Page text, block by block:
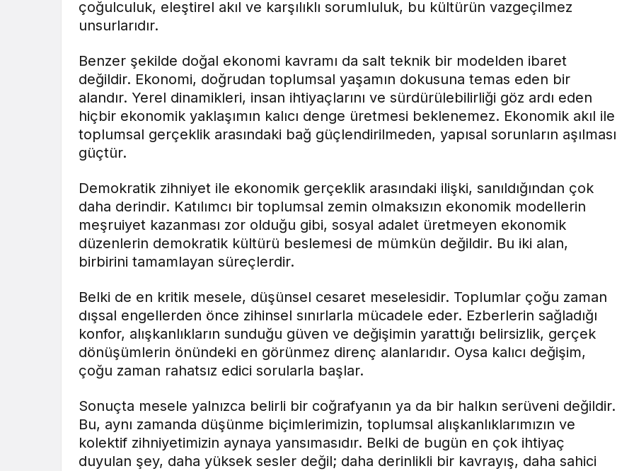
çoğulculuk, eleştirel akıl ve karşılıklı sorumluluk, bu kültürün vazgeçilmez
unsurlarıdır.
Benzer şekilde doğal ekonomi kavramı da salt teknik bir modelden ibaret
değildir. Ekonomi, doğrudan toplumsal yaşamın dokusuna temas eden bir
alandır. Yerel dinamikleri, insan ihtiyaçlarını ve sürdürülebilirliği göz ardı eden
hiçbir ekonomik yaklaşımın kalıcı denge üretmesi beklenemez. Ekonomik akıl ile
toplumsal gerçeklik arasındaki bağ güçlendirilmeden, yapısal sorunların aşılması
güçtür.
Demokratik zihniyet ile ekonomik gerçeklik arasındaki ilişki, sanıldığından çok
daha derindir. Katılımcı bir toplumsal zemin olmaksızın ekonomik modellerin
meşruiyet kazanması zor olduğu gibi, sosyal adalet üretmeyen ekonomik
düzenlerin demokratik kültürü beslemesi de mümkün değildir. Bu iki alan,
birbirini tamamlayan süreçlerdir.
Belki de en kritik mesele, düşünsel cesaret meselesidir. Toplumlar çoğu zaman
dışsal engellerden önce zihinsel sınırlarla mücadele eder. Ezberlerin sağladığı
konfor, alışkanlıkların sunduğu güven ve değişimin yarattığı belirsizlik, gerçek
dönüşümlerin önündeki en görünmez direnç alanlarıdır. Oysa kalıcı değişim,
çoğu zaman rahatsız edici sorularla başlar.
Sonuçta mesele yalnızca belirli bir coğrafyanın ya da bir halkın serüveni değildir.
Bu, aynı zamanda düşünme biçimlerimizin, toplumsal alışkanlıklarımızın ve
kolektif zihniyetimizin aynaya yansımasıdır. Belki de bugün en çok ihtiyaç
duyulan şey, daha yüksek sesler değil; daha derinlikli bir kavrayış, daha sahici